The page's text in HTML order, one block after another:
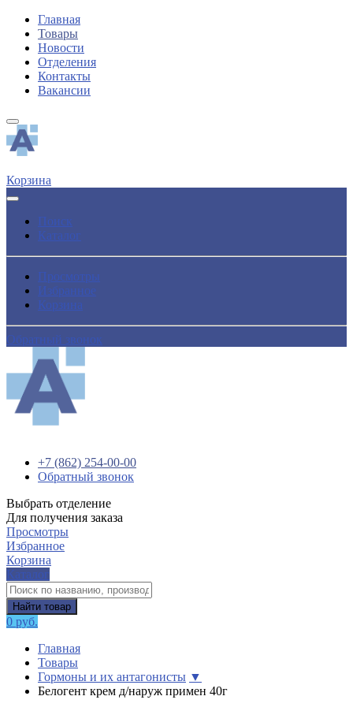
Главная
Товары
Новости
Отделения
Контакты
Вакансии
Корзина
Поиск
Каталог
Просмотры
Избранное
Корзина
Обратный звонок
+7 (862) 254-00-00
Обратный звонок
Выбрать отделение
Для получения заказа
Просмотры
Избранное
Корзина
Каталог
Найти товар
0 руб.
Главная
Товары
Гормоны и их антагонисты ▼
Белогент крем д/наруж примен 40г